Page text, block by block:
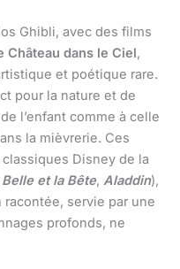
Ghibli, avec des films
Château dans le Ciel,
et poétique rare.
pour la nature et de
l’enfant comme à celle
la mièvrerie. Ces
Disney de la
Belle et la Bête, Aladdin),
servie par une
profonds, ne